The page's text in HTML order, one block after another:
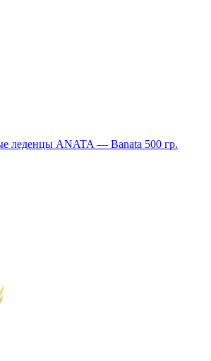
леденцы ANATA — Banata 500 гр.